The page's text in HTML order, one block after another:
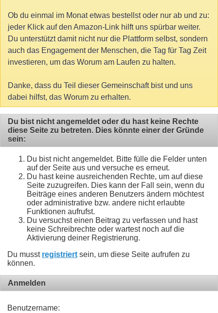
Ob du einmal im Monat etwas bestellst oder nur ab und zu:
jeder Klick auf den Amazon-Link hilft uns spürbar weiter.
Du unterstützt damit nicht nur die Plattform selbst, sondern
auch das Engagement der Menschen, die Tag für Tag Zeit
investieren, um das Worum am Laufen zu halten.
Danke, dass du Teil dieser Gemeinschaft bist und uns
dabei hilfst, das Worum zu erhalten.
Du bist nicht angemeldet oder du hast keine Rechte
diese Seite zu betreten. Dies könnte einer der Gründe
sein:
Du bist nicht angemeldet. Bitte fülle die Felder unten
auf der Seite aus und versuche es erneut.
Du hast keine ausreichenden Rechte, um auf diese
Seite zuzugreifen. Dies kann der Fall sein, wenn du
Beiträge eines anderen Benutzers ändern möchtest
oder administrative bzw. andere nicht erlaubte
Funktionen aufrufst.
Du versuchst einen Beitrag zu verfassen und hast
keine Schreibrechte oder wartest noch auf die
Aktivierung deiner Registrierung.
Du musst registriert sein, um diese Seite aufrufen zu
können.
Anmelden
Benutzername: